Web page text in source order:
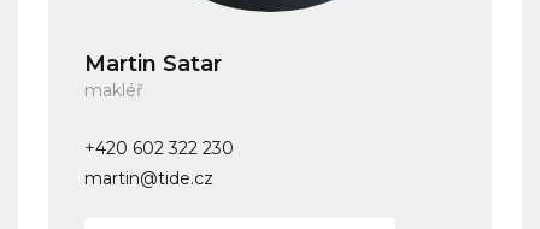
Martin Satar
makléř
+420 602 322 230
martin@tide.cz